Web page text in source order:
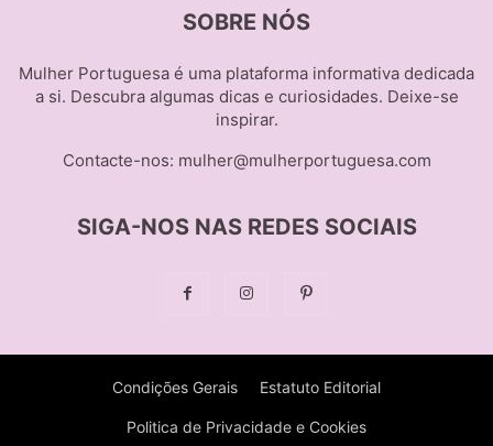
SOBRE NÓS
Mulher Portuguesa é uma plataforma informativa dedicada
a si. Descubra algumas dicas e curiosidades. Deixe-se
inspirar.
Contacte-nos: mulher@mulherportuguesa.com
SIGA-NOS NAS REDES SOCIAIS
Condições Gerais Estatuto Editorial
Politica de Privacidade e Cookies